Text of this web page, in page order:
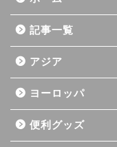
記事一覧
アジア
ヨーロッパ
便利グッズ